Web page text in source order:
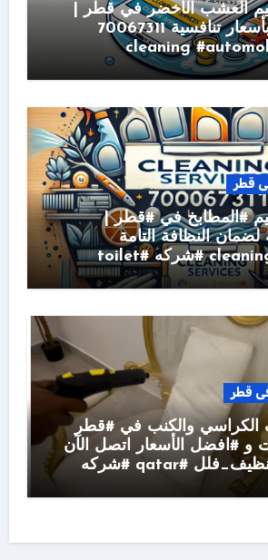
العشب الأخضر في قطر |
خدمة مميزة بأسعار تنافسية 70067311
قطر
#المطابخ في #قطر |
النظافة التامة
قطر
الكراسي والكنب في #قطر
و #افضل الأسعار اتصل الآن